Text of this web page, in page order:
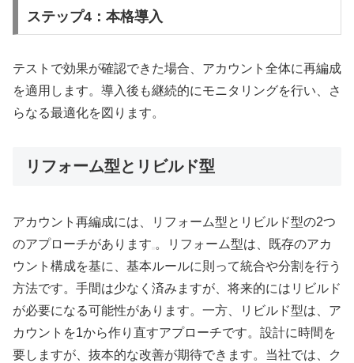
ステップ4：本格導入
テストで効果が確認できた場合、アカウント全体に再編成
を適用します。導入後も継続的にモニタリングを行い、さ
らなる最適化を図ります。
リフォーム型とリビルド型
アカウント再編成には、リフォーム型とリビルド型の2つ
のアプローチがあります 。リフォーム型は、既存のアカ
ウント構成を基に、基本ルールに則って統合や分割を行う
方法です。手間は少なく済みますが、将来的にはリビルド
が必要になる可能性があります。一方、リビルド型は、ア
カウントを1から作り直すアプローチです。設計に時間を
要しますが、抜本的な改善が期待できます。当社では、ク